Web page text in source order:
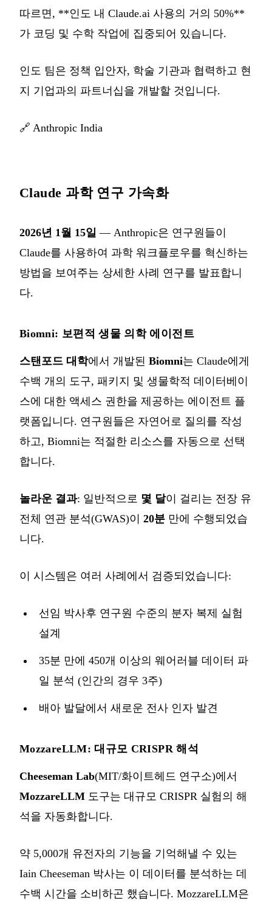
따르면, **인도 내 Claude.ai 사용의 거의 50%**
가 코딩 및 수학 작업에 집중되어 있습니다.
인도 팀은 정책 입안자, 학술 기관과 협력하고 현
지 기업과의 파트너십을 개발할 것입니다.
🔗 Anthropic India
Claude 과학 연구 가속화
2026년 1월 15일 — Anthropic은 연구원들이
Claude를 사용하여 과학 워크플로우를 혁신하는
방법을 보여주는 상세한 사례 연구를 발표합니
다.
Biomni: 보편적 생물 의학 에이전트
스탠포드 대학에서 개발된 Biomni는 Claude에게
수백 개의 도구, 패키지 및 생물학적 데이터베이
스에 대한 액세스 권한을 제공하는 에이전트 플
랫폼입니다. 연구원들은 자연어로 질의를 작성
하고, Biomni는 적절한 리소스를 자동으로 선택
합니다.
놀라운 결과: 일반적으로 몇 달이 걸리는 전장 유
전체 연관 분석(GWAS)이 20분 만에 수행되었습
니다.
이 시스템은 여러 사례에서 검증되었습니다:
선임 박사후 연구원 수준의 분자 복제 실험
설계
35분 만에 450개 이상의 웨어러블 데이터 파
일 분석 (인간의 경우 3주)
배아 발달에서 새로운 전사 인자 발견
MozzareLLM: 대규모 CRISPR 해석
Cheeseman Lab(MIT/화이트헤드 연구소)에서
MozzareLLM 도구는 대규모 CRISPR 실험의 해
석을 자동화합니다.
약 5,000개 유전자의 기능을 기억해낼 수 있는
Iain Cheeseman 박사는 이 데이터를 분석하는 데
수백 시간을 소비하곤 했습니다. MozzareLLM은